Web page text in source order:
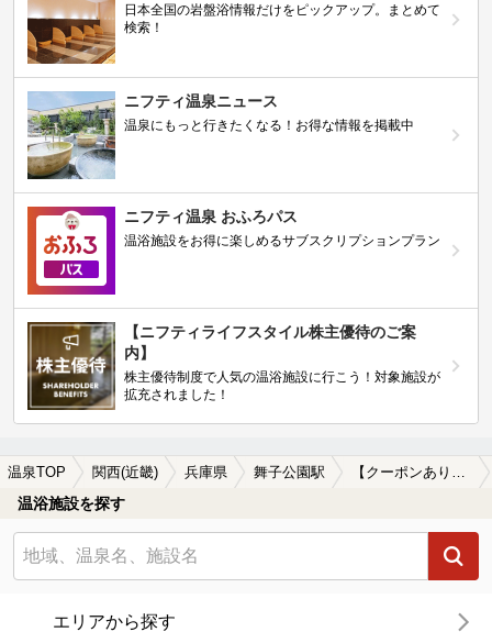
日本全国の岩盤浴情報だけをピックアップ。まとめて
検索！
ニフティ温泉ニュース
温泉にもっと行きたくなる！お得な情報を掲載中
ニフティ温泉 おふろパス
温浴施設をお得に楽しめるサブスクリプションプラン
【ニフティライフスタイル株主優待のご案
内】
株主優待制度で人気の温浴施設に行こう！対象施設が
拡充されました！
温泉TOP 関西(近畿) 兵庫県 舞子公園駅
温浴施設を探す
エリアから探す